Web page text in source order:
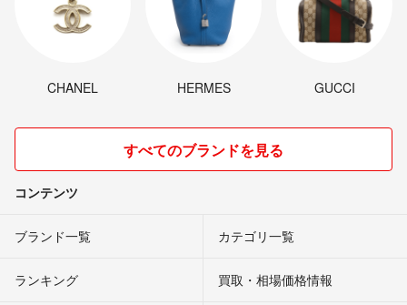
CHANEL HERMES GUCCI
すべてのブランドを見る
コンテンツ
ブランド一覧 カテゴリ一覧
ランキング 買取・相場価格情報